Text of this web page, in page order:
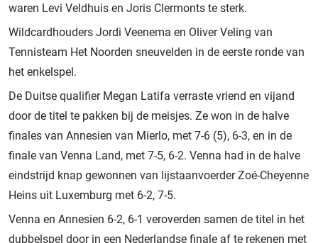
waren Levi Veldhuis en Joris Clermonts te sterk.
Wildcardhouders Jordi Veenema en Oliver Veling van
Tennisteam Het Noorden sneuvelden in de eerste ronde van
het enkelspel.
De Duitse qualifier Megan Latifa verraste vriend en vijand
door de titel te pakken bij de meisjes. Ze won in de halve
finales van Annesien van Mierlo, met 7-6 (5), 6-3, en in de
finale van Venna Land, met 7-5, 6-2. Venna had in de halve
eindstrijd knap gewonnen van lijstaanvoerder Zoé-Cheyenne
Heins uit Luxemburg met 6-2, 7-5.
Venna en Annesien 6-2, 6-1 veroverden samen de titel in het
dubbelspel door in een Nederlandse finale af te rekenen met